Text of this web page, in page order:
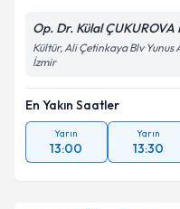
Op. Dr. Külal ÇUKUROVA
Kültür, Ali Çetinkaya Blv Yunus
İzmir
En Yakın Saatler
Yarın
13:00
Yarın
13:30